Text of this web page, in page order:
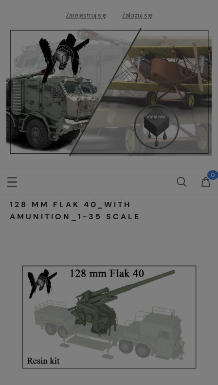
Zarejestruj się Zaloguj się
128 MM FLAK 40_WITH
AMUNITION_1-35 SCALE